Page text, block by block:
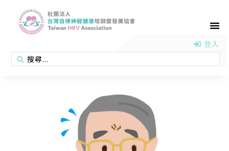
登入